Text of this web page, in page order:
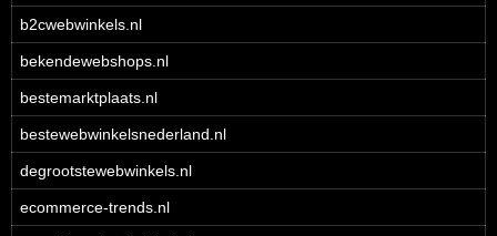
b2cwebwinkels.nl
bekendewebshops.nl
bestemarktplaats.nl
bestewebwinkelsnederland.nl
degrootstewebwinkels.nl
ecommerce-trends.nl